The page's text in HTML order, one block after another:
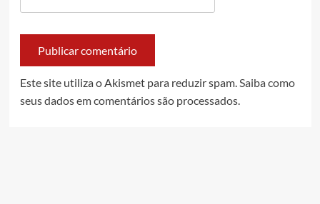
Este site utiliza o Akismet para reduzir spam.Saiba como
seus dados em comentários são processados.